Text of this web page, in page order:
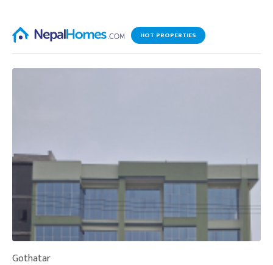
HOT PROPERTIES
Gothatar